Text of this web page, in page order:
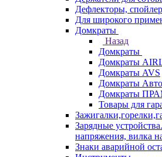
Дефлекторы,
Для широкого
Домкраты
Назад
Домкраты
Домкраты
Домкраты AVS
Домкраты
Домкраты
Товары для
Зарядные
напряжения, вилка
Знаки аварийной